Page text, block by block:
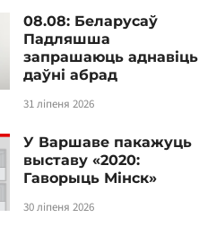
08.08: Беларусаў
Падляшша
запрашаюць аднавіць
даўні абрад
31 ліпеня 2026
У Варшаве пакажуць
выставу «2020:
Гаворыць Мінск»
30 ліпеня 2026